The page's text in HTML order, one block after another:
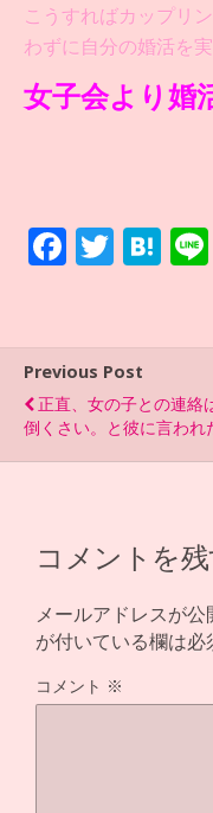
こうすればカップリ
わずに自分の婚活を
女子会より婚
F
b
o
o
k
T
er
H
n
a
Previous Post
正直、女の子との連絡
倒くさい。と彼に言われ
コメントを
メールアドレスが公
が付いている欄は必
コメント ※